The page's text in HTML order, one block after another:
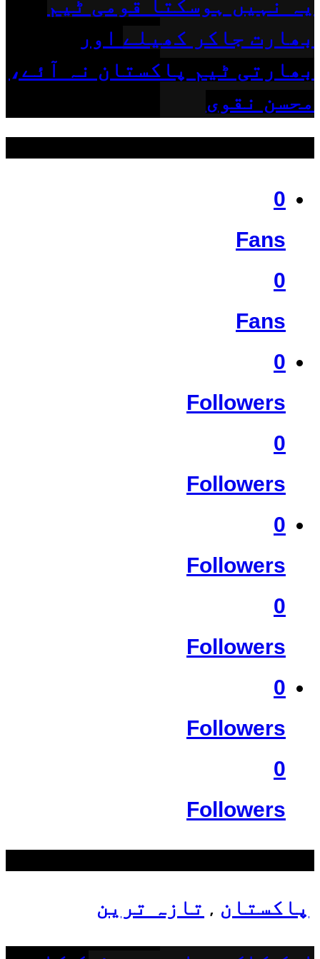
یہ نہیں ہوسکتا قومی ٹیم
بھارت جاکر کھیلے اور
بھارتی ٹیم پاکستان نہ آئے،
محسن نقوی
0
Fans
0
Fans
0
Followers
0
Followers
0
Followers
0
Followers
0
Followers
0
Followers
پاکستان , تازہ ترین